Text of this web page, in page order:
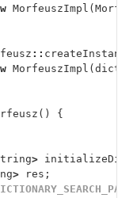
MorfeuszImpl (
:: createInstance
MorfeuszImpl (
()
{
>
> res ;